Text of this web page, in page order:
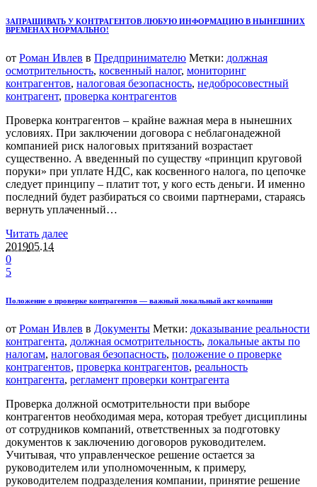
ЗАПРАШИВАТЬ У КОНТРАГЕНТОВ ЛЮБУЮ ИНФОРМАЦИЮ В НЫНЕШНИХ
ВРЕМЕНАХ НОРМАЛЬНО!
от Роман Ивлев в Предпринимателю Метки: должная
осмотрительность, косвенный налог, мониторинг
контрагентов, налоговая безопасность, недобросовестный
контрагент, проверка контрагентов
Проверка контрагентов – крайне важная мера в нынешних
условиях. При заключении договора с неблагонадежной
компанией риск налоговых притязаний возрастает
существенно. А введенный по существу «принцип круговой
поруки» при уплате НДС, как косвенного налога, по цепочке
следует принципу – платит тот, у кого есть деньги. И именно
последний будет разбираться со своими партнерами, стараясь
вернуть уплаченный…
Читать далее
201905.14
0
5
Положение о проверке контрагентов — важный локальный акт компании
от Роман Ивлев в Документы Метки: доказывание реальности
контрагента, должная осмотрительность, локальные акты по
налогам, налоговая безопасность, положение о проверке
контрагентов, проверка контрагентов, реальность
контрагента, регламент проверки контрагента
Проверка должной осмотрительности при выборе
контрагентов необходимая мера, которая требует дисциплины
от сотрудников компаний, ответственных за подготовку
документов к заключению договоров руководителем.
Учитывая, что управленческое решение остается за
руководителем или уполномоченным, к примеру,
руководителем подразделения компании, принятие решение